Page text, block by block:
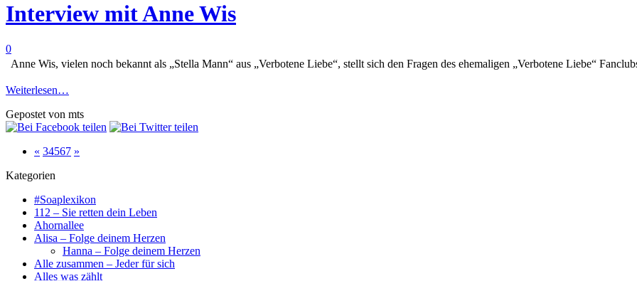
Interview mit Anne Wis
0
Anne Wis, vielen noch bekannt als „Stella Mann“ aus „Verbotene Liebe“, stellt sich den Fragen des ehemaligen „Verbotene Liebe“
Weiterlesen…
Gepostet von mts
« 34567 »
Kategorien
#Soaplexikon
112 – Sie retten dein Leben
Ahornallee
Alisa – Folge deinem Herzen
Hanna – Folge deinem Herzen
Alle zusammen – Jeder für sich
Alles was zählt